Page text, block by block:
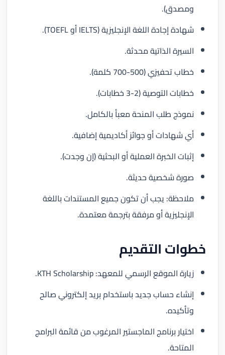
ومصدق).
شهادة إجادة اللغة الإنجليزية (IELTS أو TOEFL).
السيرة الذاتية محدثة.
خطاب تحفيزي (500-700 كلمة).
خطابات التوصية (2-3 خطابات).
نموذج طلب المنحة معبأ بالكامل.
أي شهادات أو جوائز أكاديمية إضافية.
إثبات الخبرة العملية أو البحثية (إن وجدت).
صورة شخصية حديثة.
ملاحظة: يجب أن تكون جميع المستندات باللغة
الإنجليزية أو مرفقة بترجمة معتمدة.
خطوات التقديم
زيارة الموقع الرسمي للمعهد: KTH Scholarship.
إنشاء حساب جديد باستخدام بريد إلكتروني صالح
وتأكيده.
اختيار برنامج الماجستير المرغوب من قائمة البرامج
المتاحة.